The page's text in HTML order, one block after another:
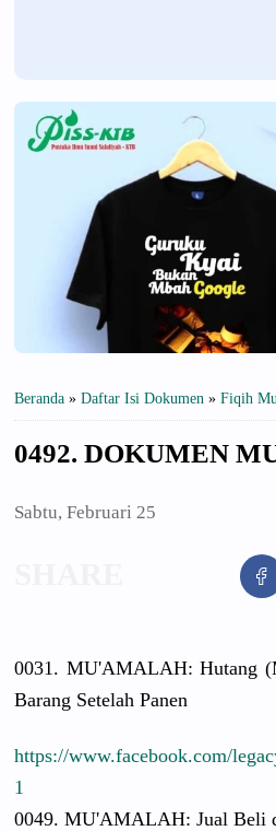
Beranda » Daftar Isi Dokumen » Fiqih
0492. DOKUMEN
Sabtu, Februari 25
0031. MU'AMALAH: Hutang
Barang Setelah Panen
https://www.facebook.com/
1
0049. MU'AMALAH: Jual Beli